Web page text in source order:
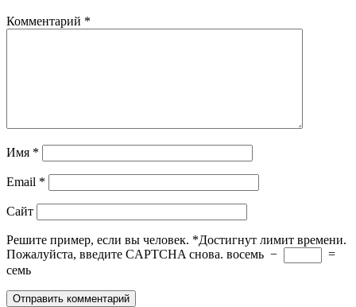
Комментарий *
Имя *
Email *
Сайт
Решите пример, если вы человек. *Достигнут лимит времени.
Пожалуйста, введите CAPTCHA снова. восемь −
=
семь